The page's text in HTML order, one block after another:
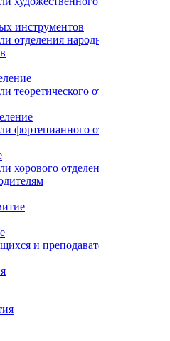
инструментов
отделения народных
теоретического отделения
фортепианного отделения
хорового отделения
и преподавателей